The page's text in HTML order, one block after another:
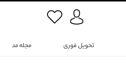
تحویل فوری مجله مد